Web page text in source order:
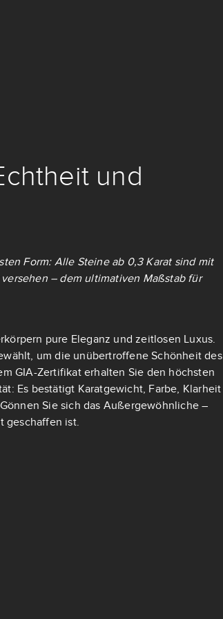
und
Form: Alle Steine ab 0,3 Karat sind mit
– dem ultimativen Maßstab für
pure Eleganz und zeitlosen Luxus.
um die unübertroffene Schönheit des
GIA-Zertifikat erhalten Sie den höchsten
Es bestätigt Karatgewicht, Farbe, Klarheit
Sie sich das Außergewöhnliche –
geschaffen ist.